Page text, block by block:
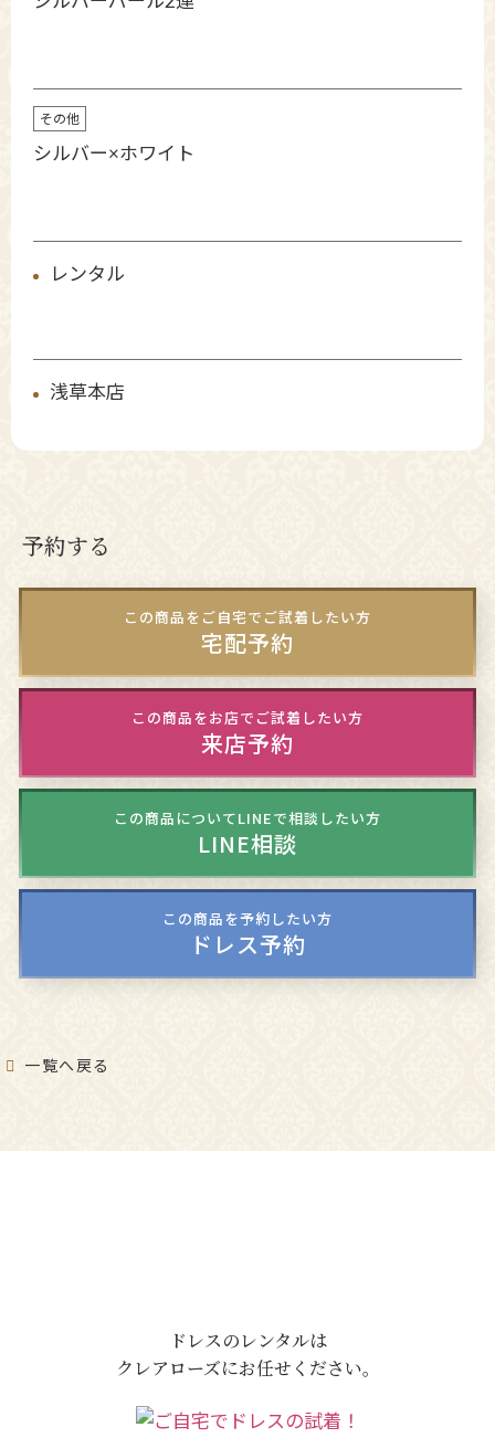
その他
シルバー×ホワイト
レンタル
浅草本店
予約する
この商品をご自宅でご試着したい方
宅配予約
この商品をお店でご試着したい方
来店予約
この商品についてLINEで相談したい方
LINE相談
この商品を予約したい方
ドレス予約
一覧へ戻る
ドレスのレンタルは
クレアローズにお任せください。